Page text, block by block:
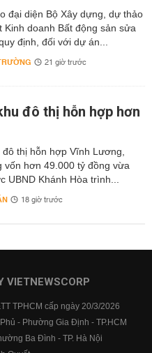
đại diện Bộ Xây dựng, dự thảo
Kinh doanh Bất động sản sửa
định, đối với dự án...
21 giờ trước
đô thị hỗn hợp hơn
đô thị hỗn hợp Vĩnh Lương,
vốn hơn 49.000 tỷ đồng vừa
UBND Khánh Hòa trình...
18 giờ trước
VIETNEWSCORP
TPHCM cấp ngày 20/3/2026
- Phường Gia Định - TP.HCM
Ba Đình - TP. Hà Nội